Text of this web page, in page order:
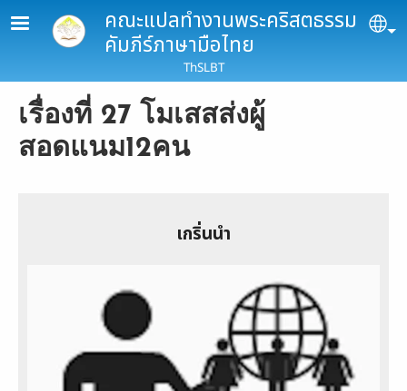
Skip to main contentคณะแปลทำงานพระคริสตธรรม
คัมภีร์ภาษามือไทย
ThSLBT
เรื่องที่ 27 โมเสสส่งผู้
สอดแนม12คน
เกริ่นนำ